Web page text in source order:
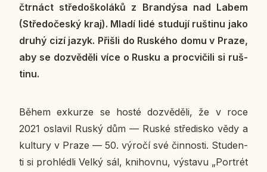
čtr­náct stře­do­ško­lá­ků z Bran­dý­sa nad Labem
(Stře­do­čes­ký kraj). Mladí lidé stu­du­jí ruš­ti­nu jako
druhý cizí jazyk. Přišli do Rus­ké­ho domu v Praze,
aby se do­zvě­dě­li více o Rusku a pro­cvi­či­li si ruš­
ti­nu.
Během ex­kur­ze se hosté do­zvě­dě­li, že v roce
2021 osla­vil Ruský dům — Ruské stře­dis­ko vědy a
kul­tu­ry v Praze — 50. výročí své čin­nos­ti. Stu­den­
ti si pro­hléd­li Velký sál, kni­hov­nu, vý­sta­vu „Por­trét